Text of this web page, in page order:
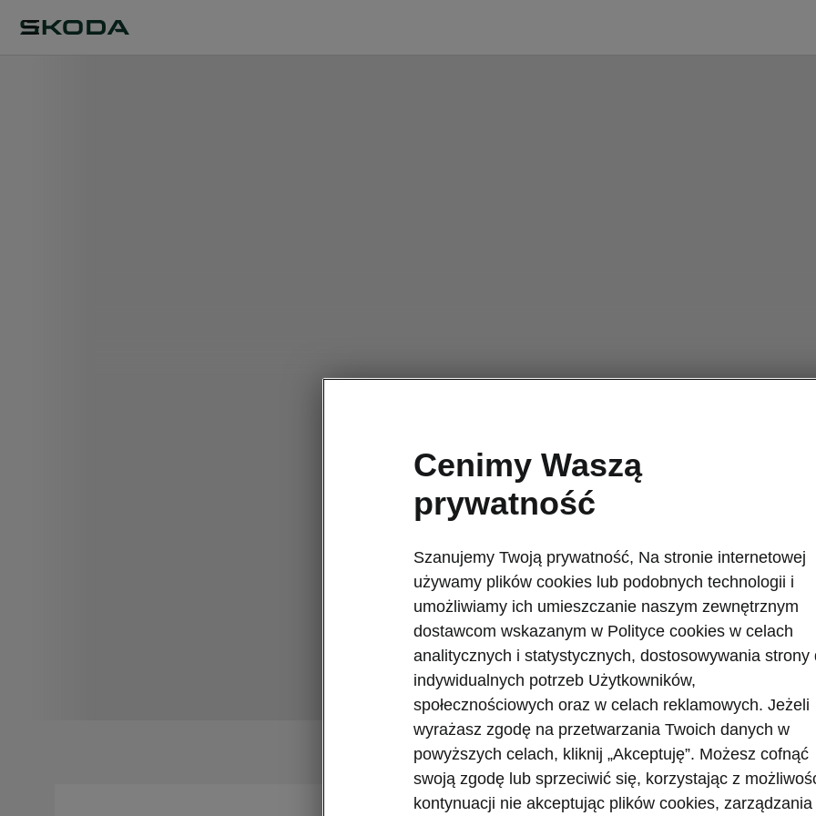
Miko Marczyk pobił
Škodą Superb z Polski
2025-04-22T10:19:05.559+00:00
Miko Marczyk, najbardziej utalentowany polski
pokolenia w Europie, pobił rekord Guinnessa w
dystans przejechany na jednym baku paliwa”.
Paryża i z powrotem na jednym baku. Po
się pokonać dystans 2831 km ze średnim
kilometrów.
Cenimy Waszą
prywatność
Szanujemy Twoją prywatność, Na stronie internetowej
używamy plików cookies lub podobnych technologii i
umożliwiamy ich umieszczanie naszym zewnętrznym
dostawcom wskazanym w Polityce cookies w celach
analitycznych i statystycznych, dostosowywania strony
indywidualnych potrzeb Użytkowników,
społecznościowych oraz w celach reklamowych. Jeżeli
wyrażasz zgodę na przetwarzania Twoich danych w
powyższych celach, kliknij „Akceptuję”. Możesz cofnąć
swoją zgodę lub sprzeciwić się, korzystając z
kontynuacji nie akceptując plików cookies, zarządzania